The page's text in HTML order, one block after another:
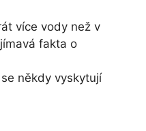
více vody než v
fakta o
někdy vyskytují